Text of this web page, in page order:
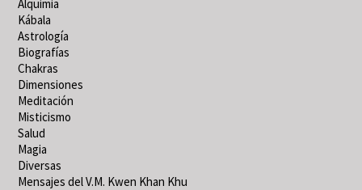
Alquimia
Kábala
Astrología
Biografías
Chakras
Dimensiones
Meditación
Misticismo
Salud
Magia
Diversas
Mensajes del V.M. Kwen Khan Khu